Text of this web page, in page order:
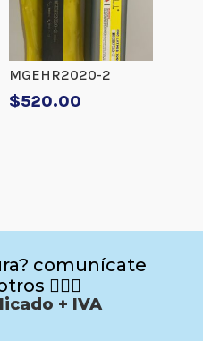
MGEHR2020-2
$520.00
comunícate
🙋🏻‍♂️
+ IVA